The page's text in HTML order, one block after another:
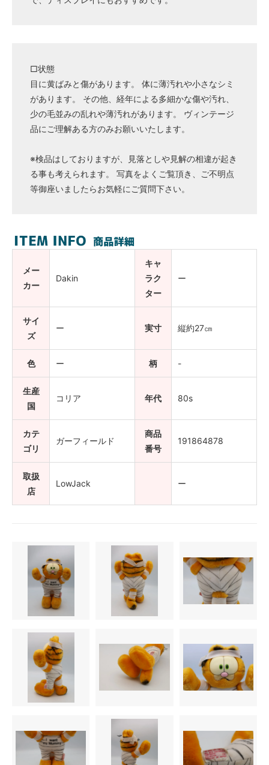
□状態
目に黄ばみと傷があります。 体に薄汚れや小さなシミ
があります。 その他、経年による多細かな傷や汚れ、
少の毛並みの乱れや薄汚れがあります。 ヴィンテージ
品にご理解ある方のみお願いいたします。
※検品はしておりますが、見落としや見解の相違が起き
る事も考えられます。 写真をよくご覧頂き、ご不明点
等御座いましたらお気軽にご質問下さい。
メー
カー
Dakin
キャ
ラク
ター
ー
サイ
ズ
ー 実寸 縦約27㎝
色 ー 柄 -
生産
国
コリア 年代 80s
カテ
ゴリ
ガーフィールド
商品
番号
191864878
取扱
店
LowJack ー